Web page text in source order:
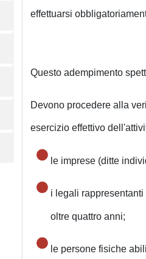
effettuarsi
Questo adempimento
Devono procedere alla
esercizio effettivo
le imprese (ditte
i legali
oltre quattro anni;
le persone fisiche